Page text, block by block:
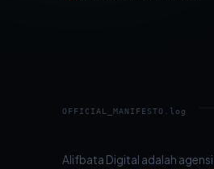
OFFICIAL_MANIFESTO.log
Alifbata Digital adalah